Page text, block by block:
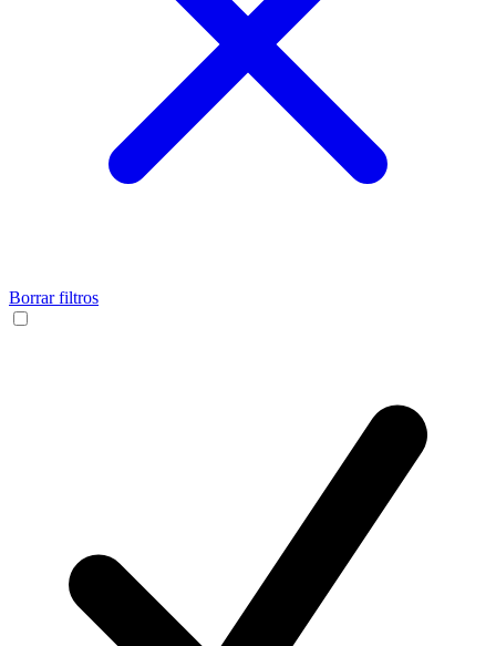
Borrar filtros